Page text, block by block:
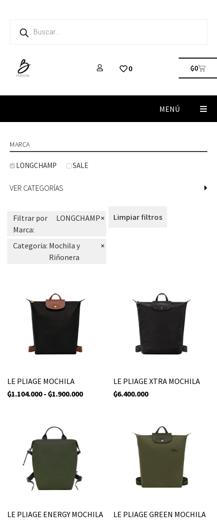
0 ₲0
MENÚ
MARCA
LONGCHAMP SALE
VER CATEGORÍAS
Filtrar por
Marca:
LONGCHAMP×
Categoria: Mochila y
Riñonera
×
Limpiar filtros
LE PLIAGE MOCHILA
₲1.104.000 - ₲1.900.000
LE PLIAGE XTRA MOCHILA
₲6.400.000
LE PLIAGE ENERGY MOCHILA
LE PLIAGE GREEN MOCHILA